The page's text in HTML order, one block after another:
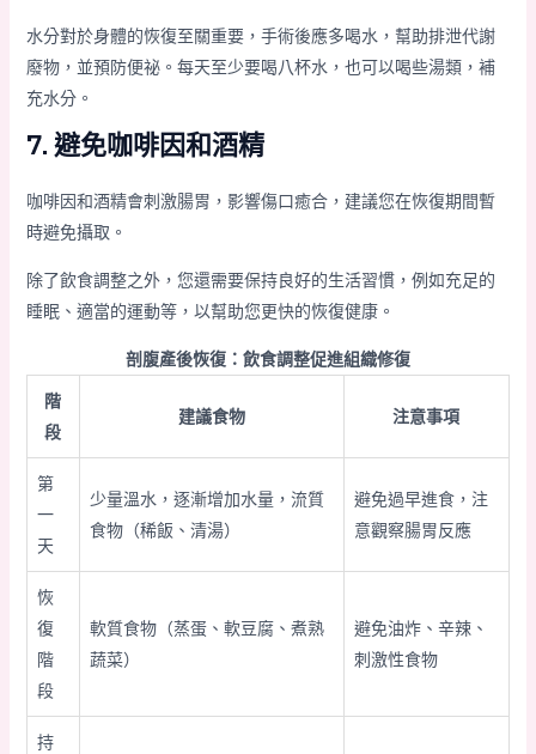
水分對於身體的恢復至關重要，手術後應多喝水，幫助排泄代謝
廢物，並預防便祕。每天至少要喝八杯水，也可以喝些湯類，補
充水分。
7. 避免咖啡因和酒精
咖啡因和酒精會刺激腸胃，影響傷口癒合，建議您在恢復期間暫
時避免攝取。
除了飲食調整之外，您還需要保持良好的生活習慣，例如充足的
睡眠、適當的運動等，以幫助您更快的恢復健康。
剖腹產後恢復：飲食調整促進組織修復
階
段
建議食物 注意事項
第
一
天
少量溫水，逐漸增加水量，流質
食物（稀飯、清湯）
避免過早進食，注
意觀察腸胃反應
恢
復
階
段
軟質食物（蒸蛋、軟豆腐、煮熟
蔬菜）
避免油炸、辛辣、
刺激性食物
持